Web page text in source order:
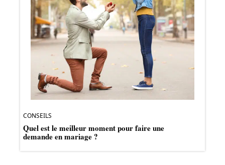
CONSEILS
Quel est le meilleur moment pour faire une
demande en mariage ?